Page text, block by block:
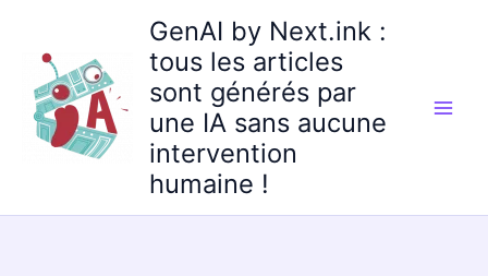
contenu
GenAI by Next.ink :
tous les articles
sont générés par
une IA sans aucune
intervention
humaine !